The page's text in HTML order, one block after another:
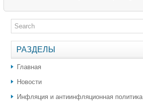
РАЗДЕЛЫ
Главная
Новости
Инфляция и антиинфляционная политика